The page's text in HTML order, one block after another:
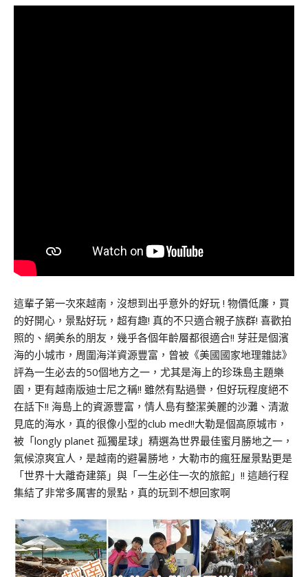
這輩子第一次來越南，沒想到出乎意外的好玩 ! 物價低廉，買
的好開心，景點好玩，超有趣! 真的不只適合親子族群! 喜歡拍
照的、網美糸的朋友，幾乎各個年齡層都很適合!! 芽莊是個濱
海的小城市，周圍海洋資源豐富，曾被《美國國家地理雜誌》
評為一生必去的50個地方之一，尤其是海上的珍珠島主題樂
園，更有越南版迪士尼之稱!! 雖然有點過譽，但好玩程度絕不
在話下!! 海島上的資源豐富，情人島有整潔美麗的沙灘、清澈
見底的海水，真的很像小型的club med!!大勒是個高原城市，
被「longly planet 孤獨星球」精選為世界最佳蜜月勝地之一，
氣候涼爽宜人，是越南的避暑勝地，大勒市的瘋狂屋景點更是
「世界十大離奇建築」與「一生必住一次的旅館」!! 這趟行程
集結了非常多厲害的景點，真的玩到不想回家啊